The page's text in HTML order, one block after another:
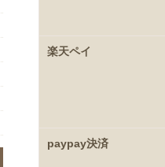
楽天ペイ
paypay決済